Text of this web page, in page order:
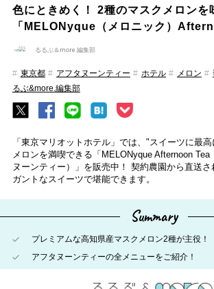
色にときめく！ 2種のマスクメロンを
「MELONyque（メロニック）
るるぶ＆more.編集部
東京都 アフタヌーンティー ホテル メロン
るぶ&more.編集部
「東京マリオットホテル」では、"スイーツに最
メロンを満喫できる「MELONyque Afternoon Tea
ヌーンティー）」を販売中！ 契約農園から直送
ガントなスイーツで堪能できます。
Summary
プレミアムな高知県産マスクメロン2種が主役！
アフタヌーンティーの全メニューをご紹介！